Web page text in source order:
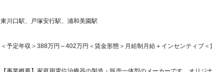
東川口駅、戸塚安行駅、浦和美園駅
＜予定年収＞388万円～402万円＜賃金形態＞月給制月給＋インセンティブ